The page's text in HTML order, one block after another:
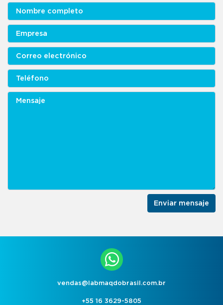
Enviar mensaje
vendas@labmaqdobrasil.com.br
+55 16 3629-5805